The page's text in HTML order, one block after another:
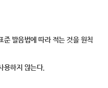
준 발음법에 따라 적는 것을 원칙
용하지 않는다.